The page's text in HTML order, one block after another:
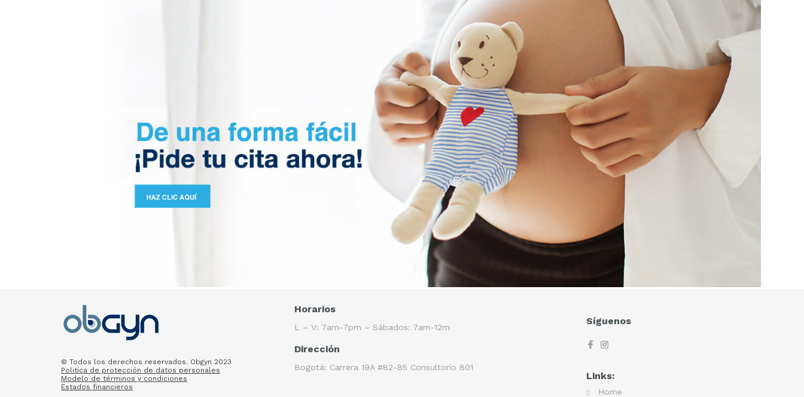
© Todos los derechos reservados. Obgyn 2023
Politíca de protección de datos personales
Modelo de términos y condiciones
Estados financieros
Horarios
L – V: 7am-7pm – Sábados: 7am-12m
Dirección
Bogotá: Carrera 19A #82-85 Consultorio 801
Síguenos
Links:
Home